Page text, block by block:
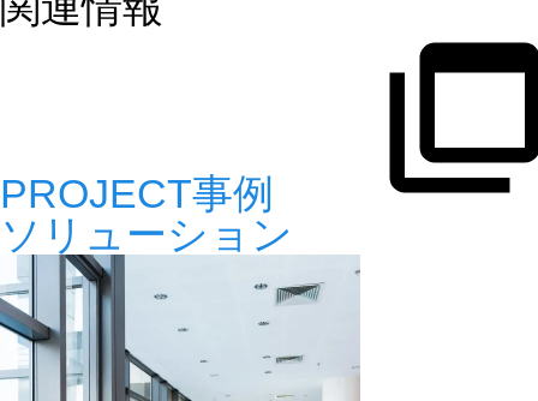
PROJECT事例
ソリューション